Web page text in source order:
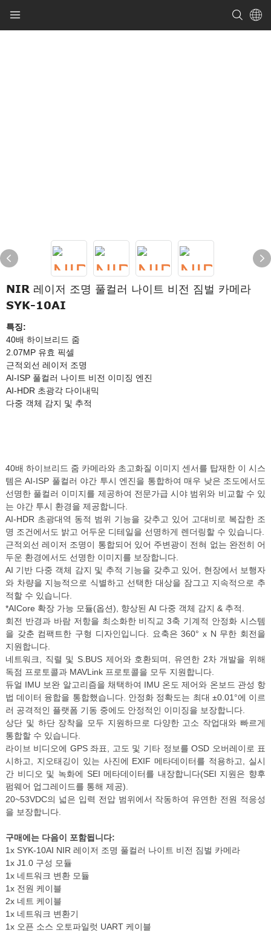
NIR 레이저 조명 풀컬러 나이트 비전 짐벌 카메라
SYK-10AI
특징:
40배 하이브리드 줌
2.07MP 유효 픽셀
근적외선 레이저 조명
AI-ISP 풀컬러 나이트 비전 이미징 엔진
AI-HDR 초광각 다이내믹
다중 객체 감지 및 추적
40배 하이브리드 줌 카메라와 초고화질 이미지 센서를 탑재한 이 시스
템은 AI-ISP 풀컬러 야간 투시 엔진을 통합하여 매우 낮은 조도에서도
선명한 풀컬러 이미지를 제공하여 전문가급 시야 범위와 비교할 수 있
는 야간 투시 환경을 제공합니다.
AI-HDR 초광대역 동적 범위 기능을 갖추고 있어 고대비로 복잡한 조
명 조건에서도 밝고 어두운 디테일을 선명하게 렌더링할 수 있습니다.
근적외선 레이저 조명이 통합되어 있어 주변광이 전혀 없는 완전히 어
두운 환경에서도 선명한 이미지를 보장합니다.
AI 기반 다중 객체 감지 및 추적 기능을 갖추고 있어, 현장에서 보행자
와 차량을 지능적으로 식별하고 선택한 대상을 잠그고 지속적으로 추
적할 수 있습니다.
*AICore 확장 가능 모듈(옵션), 향상된 AI 다중 객체 감지 & 추적.
회전 반경과 바람 저항을 최소화한 비직교 3축 기계적 안정화 시스템
을 갖춘 컴팩트한 구형 디자인입니다. 요축은 360° x N 무한 회전을
지원합니다.
네트워크, 직렬 및 S.BUS 제어와 호환되며, 유연한 2차 개발을 위해
독점 프로토콜과 MAVLink 프로토콜을 모두 지원합니다.
듀얼 IMU 보완 알고리즘을 채택하여 IMU 온도 제어와 온보드 관성 항
법 데이터 융합을 통합했습니다. 안정화 정확도는 최대 ±0.01°에 이르
러 공격적인 플랫폼 기동 중에도 안정적인 이미징을 보장합니다.
상단 및 하단 장착을 모두 지원하므로 다양한 고소 작업대와 빠르게
통합할 수 있습니다.
라이브 비디오에 GPS 좌표, 고도 및 기타 정보를 OSD 오버레이로 표
시하고, 지오태깅이 있는 사진에 EXIF 메타데이터를 적용하고, 실시
간 비디오 및 녹화에 SEI 메타데이터를 내장합니다(SEI 지원은 향후
펌웨어 업그레이드를 통해 제공).
20~53VDC의 넓은 입력 전압 범위에서 작동하여 유연한 전원 적응성
을 보장합니다.
구매에는 다음이 포함됩니다:
1x SYK-10AI NIR 레이저 조명 풀컬러 나이트 비전 짐벌 카메라
1x J1.0 구성 모듈
1x 네트워크 변환 모듈
1x 전원 케이블
2x 네트 케이블
1x 네트워크 변환기
1x 오픈 소스 오토파일럿 UART 케이블